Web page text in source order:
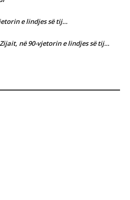
e lindjes së tij…
Zijait, në 90-vjetorin e lindjes së tij…